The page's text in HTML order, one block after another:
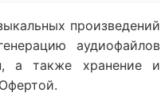
произведений
аудиофайлов
а также хранение и